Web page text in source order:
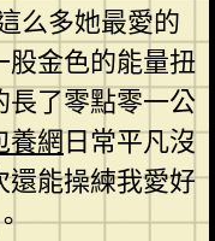
么多她最愛的
股金色的能量扭
長了零點零一公
養網日常平凡沒
能操練我愛好